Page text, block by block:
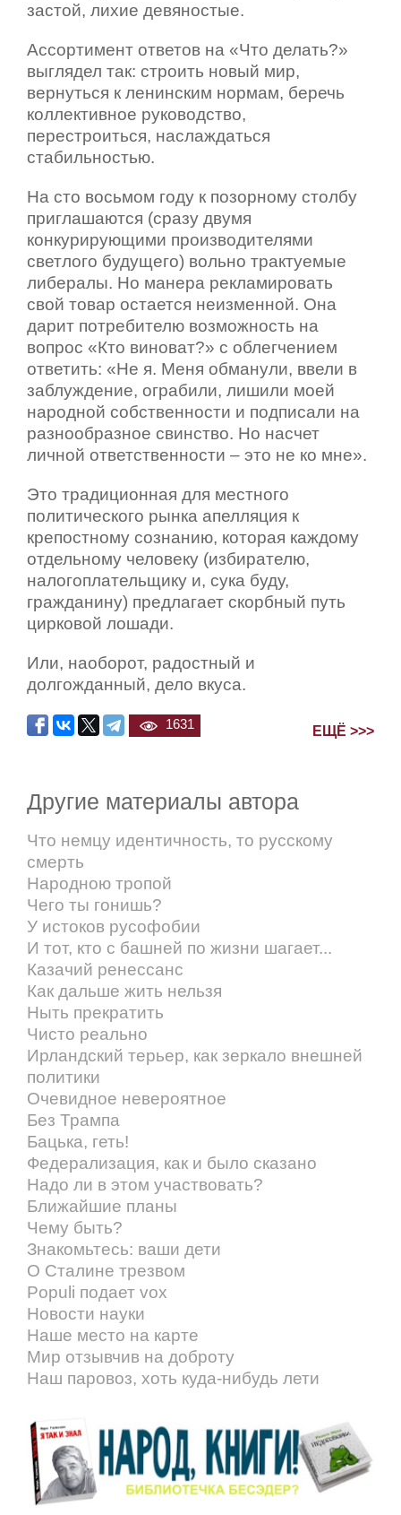
застой, лихие девяностые.
Ассортимент ответов на «Что делать?»
выглядел так: строить новый мир,
вернуться к ленинским нормам, беречь
коллективное руководство,
перестроиться, наслаждаться
стабильностью.
На сто восьмом году к позорному столбу
приглашаются (сразу двумя
конкурирующими производителями
светлого будущего) вольно трактуемые
либералы. Но манера рекламировать
свой товар остается неизменной. Она
дарит потребителю возможность на
вопрос «Кто виноват?» с облегчением
ответить: «Не я. Меня обманули, ввели в
заблуждение, ограбили, лишили моей
народной собственности и подписали на
разнообразное свинство. Но насчет
личной ответственности – это не ко мне».
Это традиционная для местного
политического рынка апелляция к
крепостному сознанию, которая каждому
отдельному человеку (избирателю,
налогоплательщику и, сука буду,
гражданину) предлагает скорбный путь
цирковой лошади.
Или, наоборот, радостный и
долгожданный, дело вкуса.
1631 ЕЩЁ >>>
Другие материалы автора
Что немцу идентичность, то русскому
смерть
Народною тропой
Чего ты гонишь?
У истоков русофобии
И тот, кто с башней по жизни шагает...
Казачий ренессанс
Как дальше жить нельзя
Ныть прекратить
Чисто реально
Ирландский терьер, как зеркало внешней
политики
Очевидное невероятное
Без Трампа
Бацька, геть!
Федерализация, как и было сказано
Надо ли в этом участвовать?
Ближайшие планы
Чему быть?
Знакомьтесь: ваши дети
О Сталине трезвом
Populi подает vox
Новости науки
Наше место на карте
Мир отзывчив на доброту
Наш паровоз, хоть куда-нибудь лети